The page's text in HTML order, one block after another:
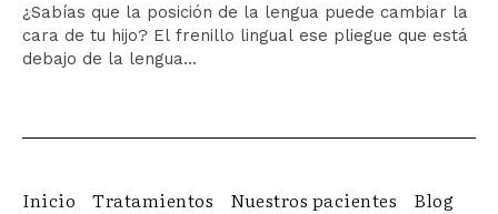
¿Sabías que la posición de la lengua puede cambiar la
cara de tu hijo? El frenillo lingual ese pliegue que está
debajo de la lengua...
Inicio Tratamientos Nuestros pacientes Blog